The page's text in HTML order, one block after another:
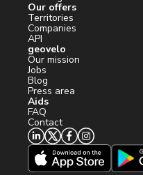
Our offers
Territories
Companies
API
geovelo
Our mission
Jobs
Blog
Press area
Aids
FAQ
Contact